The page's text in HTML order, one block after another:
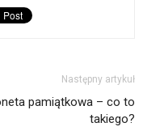
Następny artykuł
pamiątkowa – co to
takiego?